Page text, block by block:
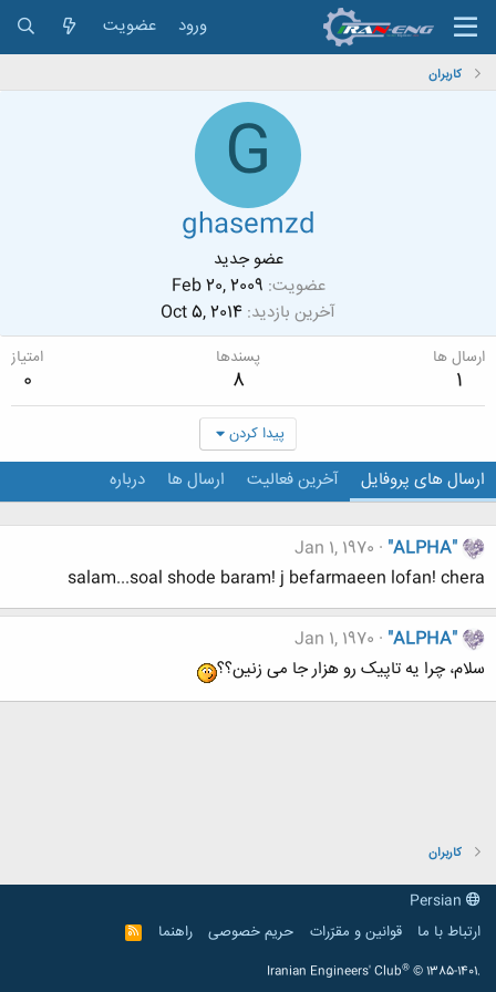
ورود عضویت
کاربران
G
ghasemzd
عضو جدید
عضویت Feb 20, 2009
آخرین بازدید Oct 5, 2014
ارسال ها
1
پسندها
8
امتیاز
0
پیدا کردن
ارسال های پروفایل آخرین فعالیت ارسال ها درباره
"ALPHA"
Jan 1, 1970
salam...soal shode baram! j befarmaeen lofan! chera
"ALPHA"
Jan 1, 1970
سلام، چرا یه تاپیک رو هزار جا می زنین؟؟
کاربران
ارتباط با ما
قوانین و مقرّرات حریم خصوصی راهنما
R
S
Iranian Engineers' Club® © 1385-1401.